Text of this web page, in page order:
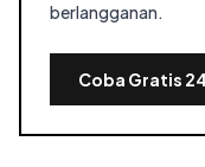
berlangganan.
Coba Gratis